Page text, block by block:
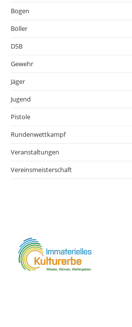
Bogen
Böller
DSB
Gewehr
Jäger
Jugend
Pistole
Rundenwettkampf
Veranstaltungen
Vereinsmeisterschaft